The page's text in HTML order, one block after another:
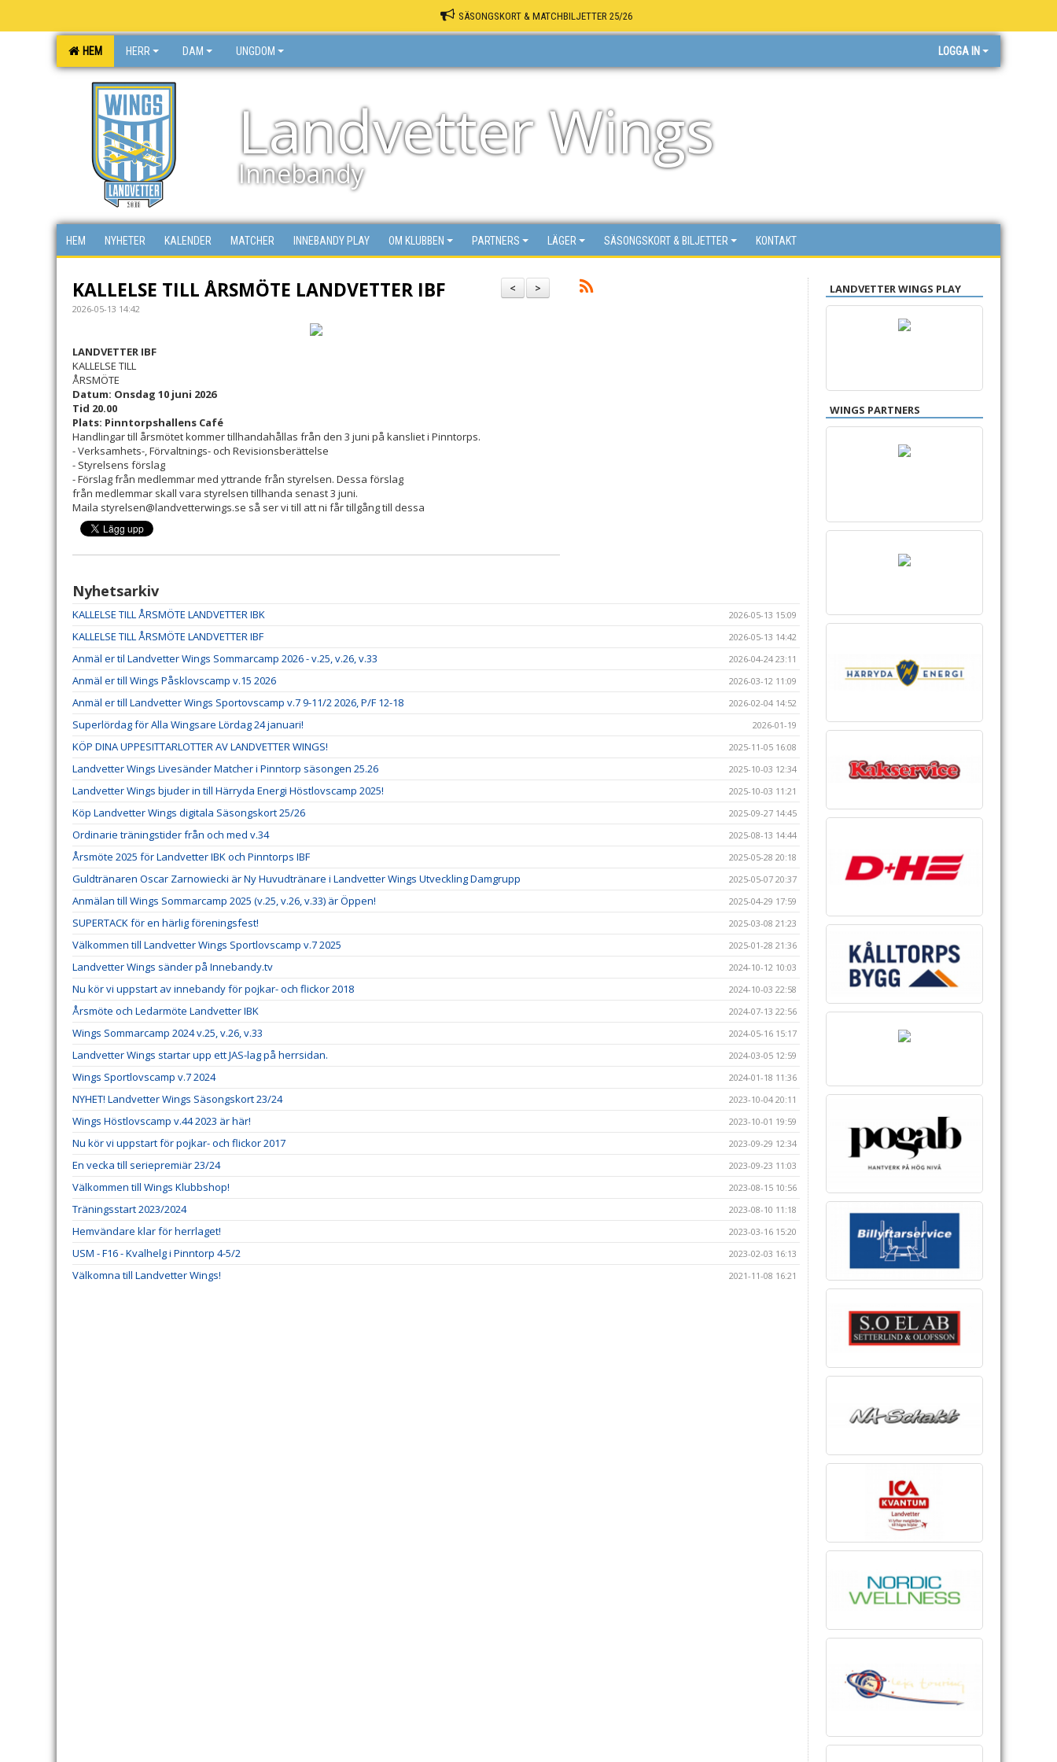
SÄSONGSKORT & MATCHBILJETTER 25/26
HEM HERR DAM UNGDOM LOGGA IN
Landvetter Wings
Innebandy
HEM NYHETER KALENDER MATCHER INNEBANDY PLAY OM KLUBBEN PARTNERS LÄGER SÄSONGSKORT & BILJETTER KONTAKT
>
<
KALLELSE TILL ÅRSMÖTE LANDVETTER IBF
2026-05-13 14:42
LANDVETTER IBF
KALLELSE TILL
ÅRSMÖTE
Datum: Onsdag 10 juni 2026
Tid 20.00
Plats: Pinntorpshallens Café
Handlingar till årsmötet kommer tillhandahållas från den 3 juni på kansliet i Pinntorps.
- Verksamhets-, Förvaltnings- och Revisionsberättelse
- Styrelsens förslag
- Förslag från medlemmar med yttrande från styrelsen. Dessa förslag
från medlemmar skall vara styrelsen tillhanda senast 3 juni.
Maila styrelsen@landvetterwings.se så ser vi till att ni får tillgång till dessa
Nyhetsarkiv
KALLELSE TILL ÅRSMÖTE LANDVETTER IBK 2026-05-13 15:09
KALLELSE TILL ÅRSMÖTE LANDVETTER IBF 2026-05-13 14:42
Anmäl er til Landvetter Wings Sommarcamp 2026 - v.25, v.26, v.33 2026-04-24 23:11
Anmäl er till Wings Påsklovscamp v.15 2026 2026-03-12 11:09
Anmäl er till Landvetter Wings Sportovscamp v.7 9-11/2 2026, P/F 12-18 2026-02-04 14:52
Superlördag för Alla Wingsare Lördag 24 januari! 2026-01-19
KÖP DINA UPPESITTARLOTTER AV LANDVETTER WINGS! 2025-11-05 16:08
Landvetter Wings Livesänder Matcher i Pinntorp säsongen 25.26 2025-10-03 12:34
Landvetter Wings bjuder in till Härryda Energi Höstlovscamp 2025! 2025-10-03 11:21
Köp Landvetter Wings digitala Säsongskort 25/26 2025-09-27 14:45
Ordinarie träningstider från och med v.34 2025-08-13 14:44
Årsmöte 2025 för Landvetter IBK och Pinntorps IBF 2025-05-28 20:18
Guldtränaren Oscar Zarnowiecki är Ny Huvudtränare i Landvetter Wings Utveckling Damgrupp 2025-05-07 20:37
Anmälan till Wings Sommarcamp 2025 (v.25, v.26, v.33) är Öppen! 2025-04-29 17:59
SUPERTACK för en härlig föreningsfest! 2025-03-08 21:23
Välkommen till Landvetter Wings Sportlovscamp v.7 2025 2025-01-28 21:36
Landvetter Wings sänder på Innebandy.tv 2024-10-12 10:03
Nu kör vi uppstart av innebandy för pojkar- och flickor 2018 2024-10-03 22:58
Årsmöte och Ledarmöte Landvetter IBK 2024-07-13 22:56
Wings Sommarcamp 2024 v.25, v.26, v.33 2024-05-16 15:17
Landvetter Wings startar upp ett JAS-lag på herrsidan. 2024-03-05 12:59
Wings Sportlovscamp v.7 2024 2024-01-18 11:36
NYHET! Landvetter Wings Säsongskort 23/24 2023-10-04 20:11
Wings Höstlovscamp v.44 2023 är här! 2023-10-01 19:59
Nu kör vi uppstart för pojkar- och flickor 2017 2023-09-29 12:34
En vecka till seriepremiär 23/24 2023-09-23 11:03
Välkommen till Wings Klubbshop! 2023-08-15 10:56
Träningsstart 2023/2024 2023-08-10 11:18
Hemvändare klar för herrlaget! 2023-03-16 15:20
USM - F16 - Kvalhelg i Pinntorp 4-5/2 2023-02-03 16:13
Välkomna till Landvetter Wings! 2021-11-08 16:21
LANDVETTER WINGS PLAY
WINGS PARTNERS